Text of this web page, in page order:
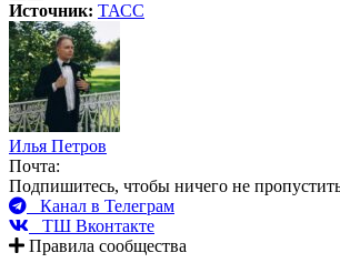
Источник: ТАСС
Илья Петров
Почта:
Подпишитесь, чтобы ничего не
Канал в Телеграм
ТШ Вконтакте
Правила сообщества